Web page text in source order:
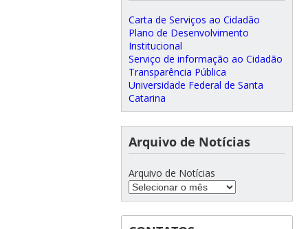
Carta de Serviços ao Cidadão
Plano de Desenvolvimento
Institucional
Serviço de informação ao Cidadão
Transparência Pública
Universidade Federal de Santa
Catarina
Arquivo de Notícias
Arquivo de Notícias